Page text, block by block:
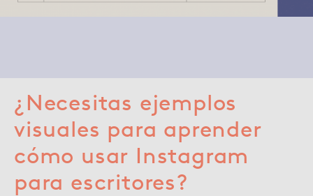
¿Necesitas ejemplos
visuales para aprender
cómo usar Instagram
para escritores?